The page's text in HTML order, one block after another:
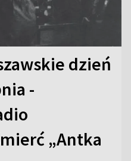
dzień
-
„Antka